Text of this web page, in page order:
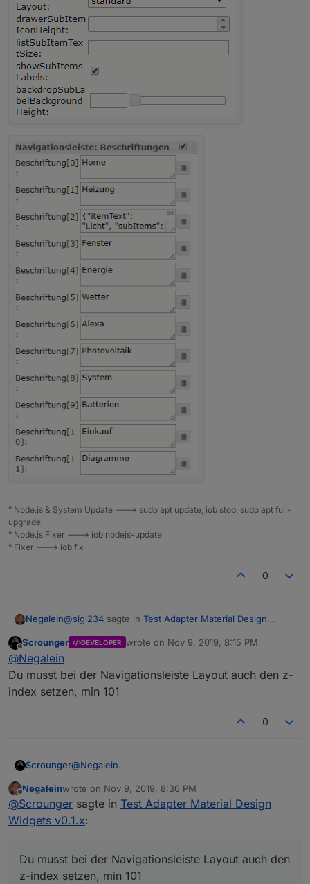
° Node.js & System Update ---> sudo apt update, iob stop, sudo apt full-
upgrade
° Node.js Fixer ---> iob nodejs-update
° Fixer ---> iob fix
0
Negalein@sigi234 sagte in Test Adapter Material Design
Ja
Offline
Scrounger DEVELOPER wrote on Nov 9, 2019, 8:15 PM
last edited by
@Negalein
Du musst bei der Navigationsleiste Layout auch den z-
index setzen, min 101
0
Scrounger@Negalein
z-index setzen, min 101
Offline
Negaleinwrote on Nov 9, 2019, 8:36 PM
last edited by
@Scrounger sagte in Test Adapter Material Design
Widgets v0.1.x:
Du musst bei der Navigationsleiste Layout auch den
z-index setzen, min 101